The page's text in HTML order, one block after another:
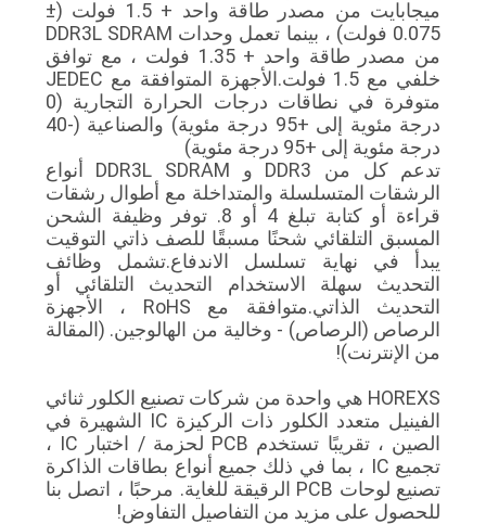
ميجابايت من مصدر طاقة واحد + 1.5 فولت (±
0.075 فولت) ، بينما تعمل وحدات DDR3L SDRAM
من مصدر طاقة واحد + 1.35 فولت ، مع توافق
خلفي مع 1.5 فولت.الأجهزة المتوافقة مع JEDEC
متوفرة في نطاقات درجات الحرارة التجارية (0
درجة مئوية إلى +95 درجة مئوية) والصناعية (-40
درجة مئوية إلى +95 درجة مئوية)
تدعم كل من DDR3 و DDR3L SDRAM أنواع
الرشقات المتسلسلة والمتداخلة مع أطوال رشقات
قراءة أو كتابة تبلغ 4 أو 8. توفر وظيفة الشحن
المسبق التلقائي شحنًا مسبقًا للصف ذاتي التوقيت
يبدأ في نهاية تسلسل الاندفاع.تشمل وظائف
التحديث سهلة الاستخدام التحديث التلقائي أو
التحديث الذاتي.متوافقة مع RoHS ، الأجهزة
الرصاص (الرصاص) - وخالية من الهالوجين. (المقالة
من الإنترنت)!
HOREXS هي واحدة من شركات تصنيع الكلور ثنائي
الفينيل متعدد الكلور ذات الركيزة IC الشهيرة في
الصين ، تقريبًا تستخدم PCB لحزمة / اختبار IC ،
تجميع IC ، بما في ذلك جميع أنواع بطاقات الذاكرة
تصنيع لوحات PCB الرقيقة للغاية. مرحبًا ، اتصل بنا
للحصول على مزيد من التفاصيل التفاوض!